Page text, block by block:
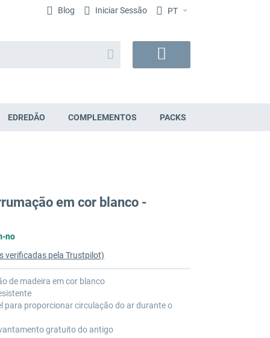
Blog Iniciar Sessão PT
Search
EDREDÃO COMPLEMENTOS PACKS
em cor blanco -
no
verificadas pela Trustpilot)
de madeira em cor blanco
para proporcionar circulação do ar durante o
gratuito do antigo